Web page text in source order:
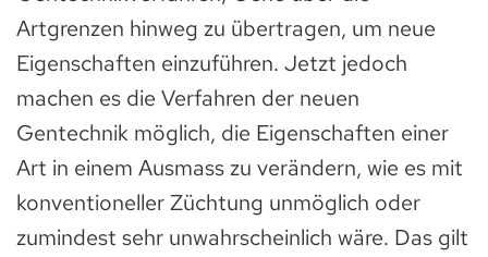
Artgrenzen hinweg zu übertragen, um neue
Eigenschaften einzuführen. Jetzt jedoch
machen es die Verfahren der neuen
Gentechnik möglich, die Eigenschaften einer
Art in einem Ausmass zu verändern, wie es mit
konventioneller Züchtung unmöglich oder
zumindest sehr unwahrscheinlich wäre. Das gilt